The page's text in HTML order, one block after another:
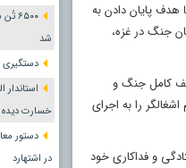
پایان دادن به
جنگ در غزه،
کامل جنگ و
را به اجرای
است: «مردم ما با ایستادگی و فداکاری خود
شد
دستگیری
خسارت دیده
در اشتهارد